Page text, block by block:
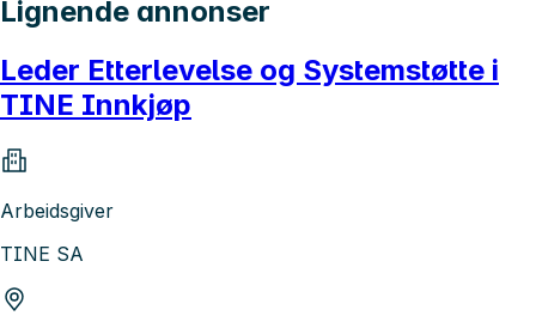
Lignende annonser
Leder Etterlevelse og Systemstøtte i
TINE Innkjøp
Arbeidsgiver
TINE SA